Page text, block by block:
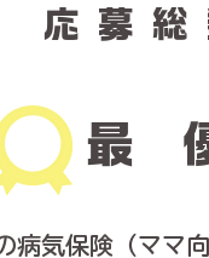
応募総
最
気保険（ママ向